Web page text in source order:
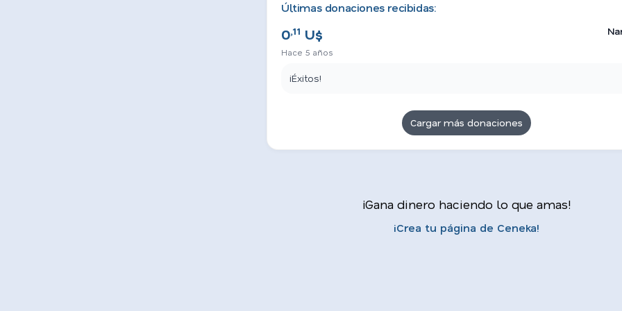
Últimas donaciones recibidas:
0,11 U$
Hace 5 años
¡Éxitos!
Cargar más donaciones
¡Gana dinero haciendo lo que amas!
¡Crea tu página de Ceneka!